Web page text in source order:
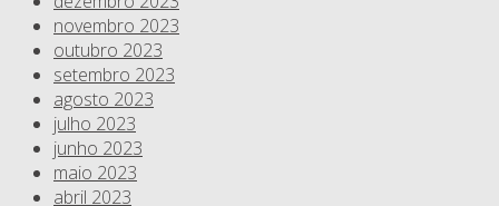
novembro 2023
outubro 2023
setembro 2023
agosto 2023
julho 2023
junho 2023
maio 2023
abril 2023